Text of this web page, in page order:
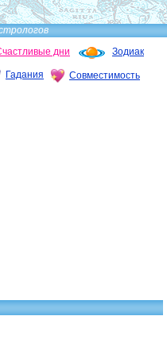
дни Зодиак
Гадания Совместимость